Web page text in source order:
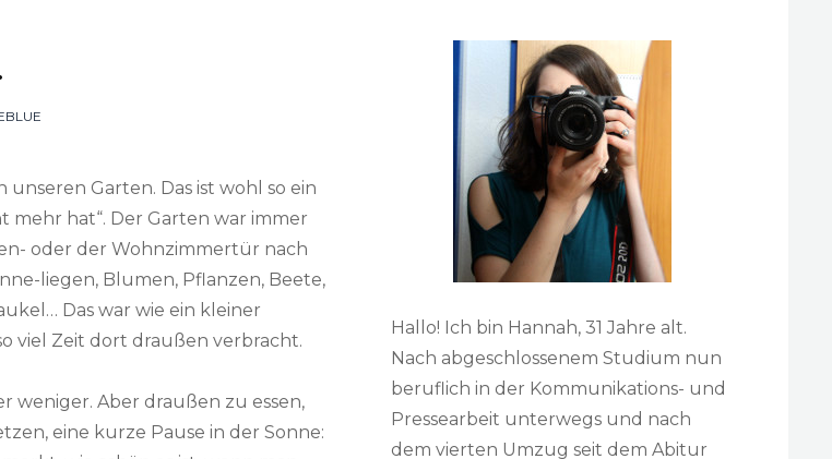
Garten. Das ist wohl so ein
mehr hat“. Der Garten war immer
oder der Wohnzimmertür nach
liegen, Blumen, Pflanzen, Beete,
Das war wie ein kleiner
viel Zeit dort draußen verbracht.
weniger. Aber draußen zu essen,
eine kurze Pause in der Sonne:
Hallo! Ich bin Hannah, 31 Jahre alt.
Nach abgeschlossenem Studium nun
beruflich in der Kommunikations- und
Pressearbeit unterwegs und nach
dem vierten Umzug seit dem Abitur